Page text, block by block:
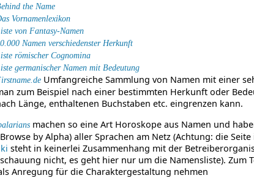
the Name
Vornamenlexikon
von Fantasy-Namen
Namen verschiedenster Herkunft
römischer Cognomina
germanischer Namen mit Bedeutung
Umfangreiche Sammlung von Namen mit einer
zum Beispiel nach einer bestimmten Herkunft oder
Länge, enthaltenen Buchstaben etc. eingrenzen kann.
machen so eine Art Horoskope aus Namen und
by Alpha) aller Sprachen am Netz (Achtung: die
steht in keinerlei Zusammenhang mit der
nicht, es geht hier nur um die Namensliste). Zum
Anregung für die Charaktergestaltung nehmen